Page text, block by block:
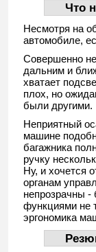
Что
Несмотря на
автомобиле,
Совершенно
дальним и
хватает
плох, но
были другими.
Неприятный
машине
багажника
ручку
Ну, и хочется
органам
непрозрачны -
функциями не
эргономика